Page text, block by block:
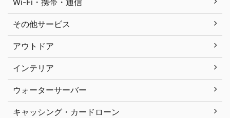
その他サービス
アウトドア
インテリア
ウォーターサーバー
キャッシング・カードローン